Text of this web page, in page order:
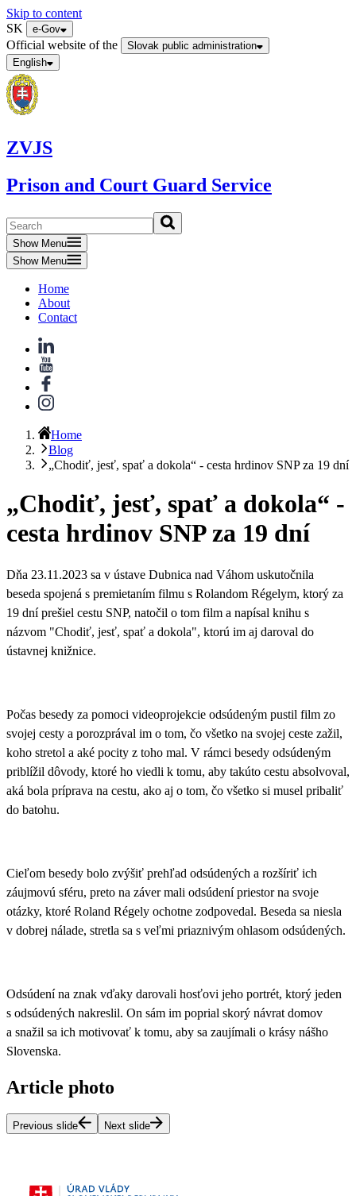
Skip to content
SK
e-Gov
Official website of the
Slovak public administration
English
ZVJS
Prison and Court Guard Service
Show Menu
Show Menu
Home
About
Contact
Home
Blog
„Chodiť, jesť, spať a dokola“ - cesta hrdinov SNP za 19 dní
„Chodiť, jesť, spať a dokola“ -
cesta hrdinov SNP za 19 dní
Dňa 23.11.2023 sa v ústave Dubnica nad Váhom uskutočnila
beseda spojená s premietaním filmu s Rolandom Régelym, ktorý za
19 dní prešiel cestu SNP, natočil o tom film a napísal knihu s
názvom "Chodiť, jesť, spať a dokola", ktorú im aj daroval do
ústavnej knižnice.
Počas besedy za pomoci videoprojekcie odsúdeným pustil film zo
svojej cesty a porozprával im o tom, čo všetko na svojej ceste zažil,
koho stretol a aké pocity z toho mal. V rámci besedy odsúdeným
priblížil dôvody, ktoré ho viedli k tomu, aby takúto cestu absolvoval,
aká bola príprava na cestu, ako aj o tom, čo všetko si musel pribaliť
do batohu.
Cieľom besedy bolo zvýšiť prehľad odsúdených a rozšíriť ich
záujmovú sféru, preto na záver mali odsúdení priestor na svoje
otázky, ktoré Roland Régely ochotne zodpovedal. Beseda sa niesla
v dobrej nálade, stretla sa s veľmi priaznivým ohlasom odsúdených.
Odsúdení na znak vďaky darovali hosťovi jeho portrét, ktorý jeden
s odsúdených nakreslil. On sám im poprial skorý návrat domov
a snažil sa ich motivovať k tomu, aby sa zaujímali o krásy nášho
Slovenska.
Article photo
Previous slide Next slide